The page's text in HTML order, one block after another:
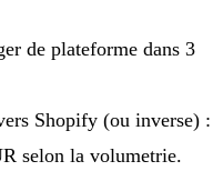
de plateforme dans 3
Shopify (ou inverse) :
selon la volumetrie.